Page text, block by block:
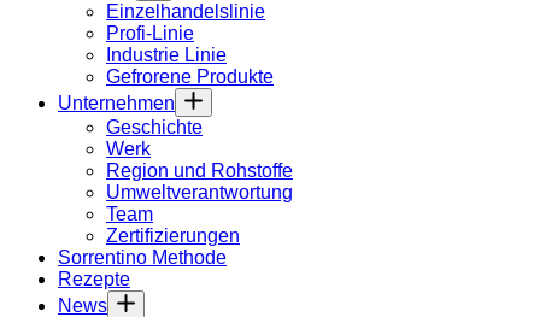
Einzelhandelslinie
Profi-Linie
Industrie Linie
Gefrorene Produkte
Unternehmen
Geschichte
Werk
Region und Rohstoffe
Umweltverantwortung
Team
Zertifizierungen
Sorrentino Methode
Rezepte
News